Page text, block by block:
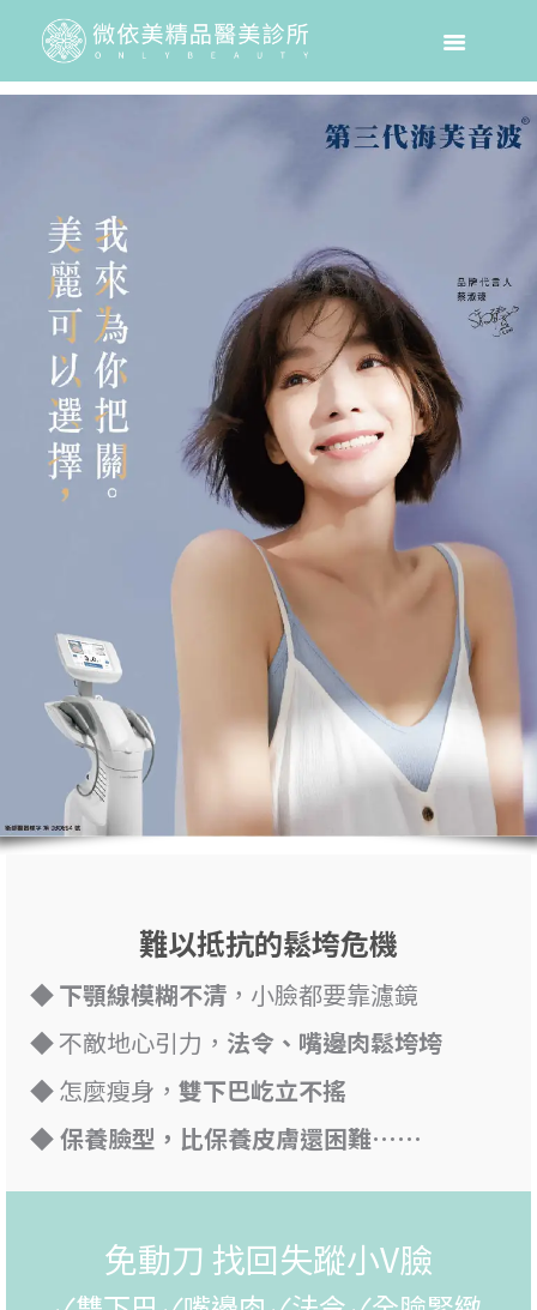
難以抵抗的鬆垮危機
◆下顎線模糊不清 ，小臉都要靠濾鏡
◆ 不敵地心引力， 法令、嘴邊肉鬆垮垮
◆ 怎麼瘦身， 雙下巴屹立不搖
◆ 保養臉型，比保養皮膚還困難……
免動刀 找回失蹤小V臉